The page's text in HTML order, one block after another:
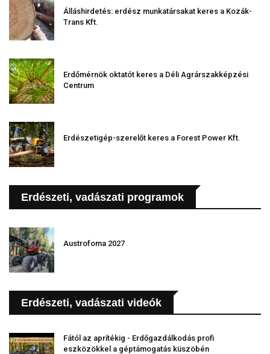
Álláshirdetés: erdész munkatársakat keres a Kozák-
Trans Kft.
Erdőmérnök oktatót keres a Déli Agrárszakképzési
Centrum
Erdészetigép-szerelőt keres a Forest Power Kft.
Erdészeti, vadászati programok
Austrofoma 2027
Erdészeti, vadászati videók
Fától az aprítékig - Erdőgazdálkodás profi
eszközökkel a géptámogatás küszöbén